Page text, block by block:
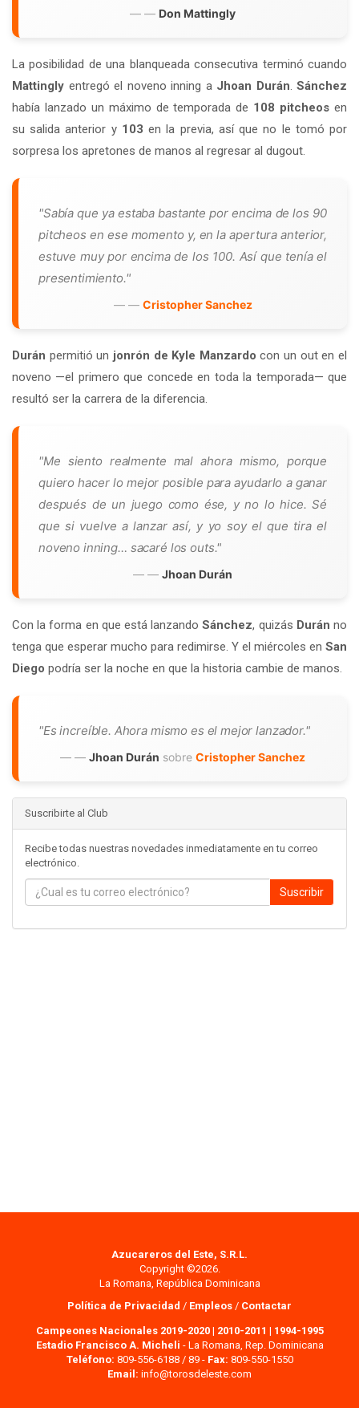
— Don Mattingly
La posibilidad de una blanqueada consecutiva terminó cuando
Mattingly entregó el noveno inning a Jhoan Durán. Sánchez
había lanzado un máximo de temporada de 108 pitcheos en
su salida anterior y 103 en la previa, así que no le tomó por
sorpresa los apretones de manos al regresar al dugout.
"Sabía que ya estaba bastante por encima de los 90
pitcheos en ese momento y, en la apertura anterior,
estuve muy por encima de los 100. Así que tenía el
presentimiento."
— Cristopher Sanchez
Durán permitió un jonrón de Kyle Manzardo con un out en el
noveno —el primero que concede en toda la temporada— que
resultó ser la carrera de la diferencia.
"Me siento realmente mal ahora mismo, porque
quiero hacer lo mejor posible para ayudarlo a ganar
después de un juego como ése, y no lo hice. Sé
que si vuelve a lanzar así, y yo soy el que tira el
noveno inning… sacaré los outs."
— Jhoan Durán
Con la forma en que está lanzandoSánchez, quizás Durán no
tenga que esperar mucho para redimirse. Y el miércoles en San
Diego podría ser la noche en que la historia cambie de manos.
"Es increíble. Ahora mismo es el mejor lanzador."
— Jhoan Durán sobre Cristopher Sanchez
Suscribirte al Club
Recibe todas nuestras novedades inmediatamente en tu correo
electrónico.
Suscribir
Azucareros del Este, S.R.L.
Copyright ©2026.
La Romana, República Dominicana
Política de Privacidad / Empleos / Contactar
Campeones Nacionales 2019-2020| 2010-2011 | 1994-1995
Estadio Francisco A. Micheli - La Romana, Rep. Dominicana
Teléfono: 809-556-6188 / 89 - Fax: 809-550-1550
Email: info@torosdeleste.com